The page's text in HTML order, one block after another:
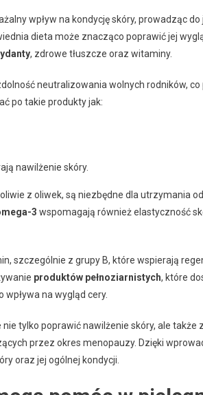
wpływ na kondycję skóry, prowadząc
dieta może znacząco poprawić jej
, zdrowe tłuszcze oraz witaminy.
neutralizowania wolnych rodników, co
po takie produkty jak:
nawilżenie skóry.
z oliwek, są niezbędne dla utrzymania
3 wspomagają również elastyczność
szczególnie z grupy B, które wspierają
produktów pełnoziarnistych, które
na wygląd cery.
tylko poprawić nawilżenie skóry, ale także
przez okres menopauzy. Dzięki
oraz jej ogólnej kondycji.